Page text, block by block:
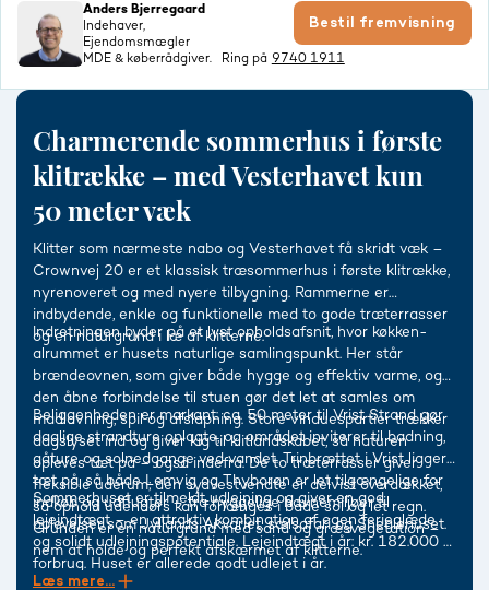
Anders Bjerregaard
Indehaver,
Ejendomsmægler
MDE & køberrådgiver.
Bestil fremvisning
Ring på 9740 1911
Char­me­ren­de sommerhus i første
klitrække – med Ve­ster­ha­vet kun
50 meter væk
Klitter som nærmeste nabo og Vesterhavet få skridt væk –
Crownvej 20 er et klassisk træsommerhus i første klitrække,
nyrenoveret og med nyere tilbygning. Rammerne er
indbydende, enkle og funktionelle med to gode træterrasser
og en naturgrund i læ af klitterne.
Indretningen byder på et lyst opholdsafsnit, hvor køkken-
alrummet er husets naturlige samlingspunkt. Her står
brændeovnen, som giver både hygge og effektiv varme, og
den åbne forbindelse til stuen gør det let at samles om
madlavning, spil og afslapning. Store vinduespartier trækker
dagslyset ind og giver kig til klitlandskabet, så naturen
opleves tæt på – også indefra. De to træterrasser giver
fleksible uderum; den sydvestvendte er delvist overdækket,
så ophold udendørs kan forlænges i både sol og let regn.
Grunden er en naturgrund med sand og græsvegetation –
nem at holde og perfekt afskærmet af klitterne.
Beliggenheden er markant: ca. 50 meter til Vrist Strand gør
daglige strandture oplagte, og området inviterer til badning,
gåture og solnedgange ved vandet. Trinbrættet i Vrist ligger
tæt på, så både Lemvig og Thyborøn er let tilgængelige for
indkøb og udflugter – fra hyggelige havnemiljøer til
oplevelser som Jyllands Akvariet, sælsafari og Sneglehuset.
Sommerhuset er tilmeldt udlejning og giver en god
lejeindtægt – en attraktiv kombination af egen ferieglæde
og solidt udlejningspotentiale. Lejeindtægt i år: kr. 182.000 +
forbrug. Huset er allerede godt udlejet i år.
Læs mere...